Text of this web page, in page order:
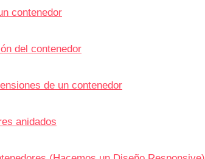
contenedor
del contenedor
de un contenedor
anidados